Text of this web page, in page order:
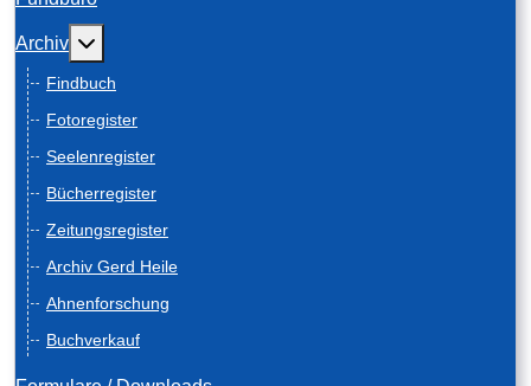
Archiv Weitere Informationen: Archiv
Findbuch
Fotoregister
Seelenregister
Bücherregister
Zeitungsregister
Archiv Gerd Heile
Ahnenforschung
Buchverkauf